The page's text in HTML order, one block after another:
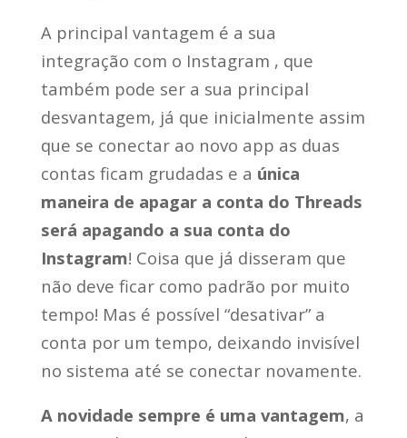
A principal vantagem é a sua
integração com o Instagram , que
também pode ser a sua principal
desvantagem, já que inicialmente assim
que se conectar ao novo app as duas
contas ficam grudadas e a única
maneira de apagar a conta do Threads
será apagando a sua conta do
Instagram! Coisa que já disseram que
não deve ficar como padrão por muito
tempo! Mas é possível “desativar” a
conta por um tempo, deixando invisível
no sistema até se conectar novamente.
A novidade sempre é uma vantagem, a